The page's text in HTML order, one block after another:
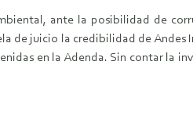
ante la posibilidad de
juicio la credibilidad de Andes
en la Adenda. Sin contar la